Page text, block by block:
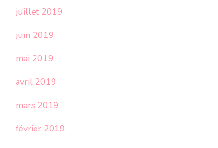
juillet 2019
juin 2019
mai 2019
avril 2019
mars 2019
février 2019